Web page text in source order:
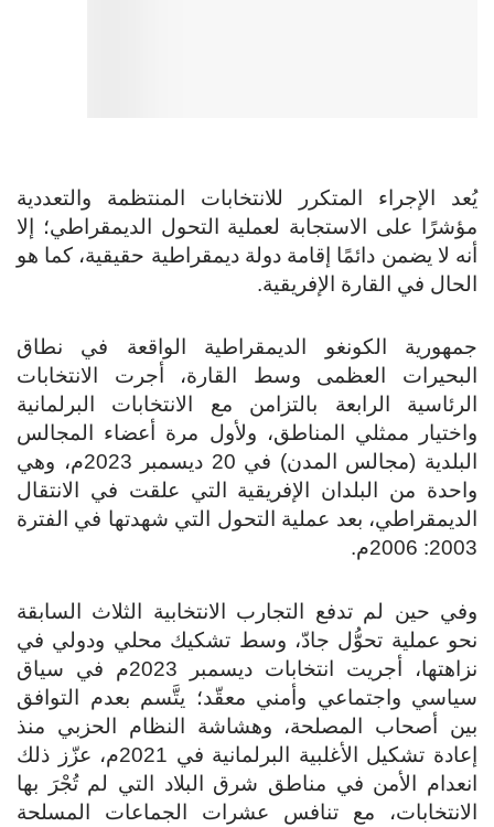
يُعد الإجراء المتكرر للانتخابات المنتظمة والتعددية
مؤشرًا على الاستجابة لعملية التحول الديمقراطي؛ إلا
أنه لا يضمن دائمًا إقامة دولة ديمقراطية حقيقية، كما هو
الحال في القارة الإفريقية.
جمهورية الكونغو الديمقراطية الواقعة في نطاق
البحيرات العظمى وسط القارة، أجرت الانتخابات
الرئاسية الرابعة بالتزامن مع الانتخابات البرلمانية
واختيار ممثلي المناطق، ولأول مرة أعضاء المجالس
البلدية (مجالس المدن) في 20 ديسمبر 2023م، وهي
واحدة من البلدان الإفريقية التي علقت في الانتقال
الديمقراطي، بعد عملية التحول التي شهدتها في الفترة
2003: 2006م.
وفي حين لم تدفع التجارب الانتخابية الثلاث السابقة
نحو عملية تحوُّل جادّ، وسط تشكيك محلي ودولي في
نزاهتها، أجريت انتخابات ديسمبر 2023م في سياق
سياسي واجتماعي وأمني معقّد؛ يتَّسم بعدم التوافق
بين أصحاب المصلحة، وهشاشة النظام الحزبي منذ
إعادة تشكيل الأغلبية البرلمانية في 2021م، عزّز ذلك
انعدام الأمن في مناطق شرق البلاد التي لم تُجْرَ بها
الانتخابات، مع تنافس عشرات الجماعات المسلحة